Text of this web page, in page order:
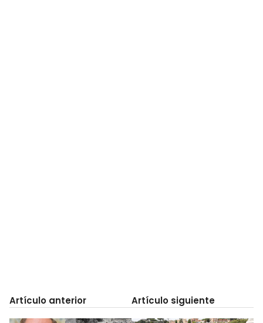
Artículo anterior Artículo siguiente